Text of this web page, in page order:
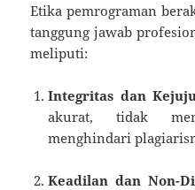
Etika pemrograman
tanggung jawab
meliputi:
Integritas dan
akurat, tidak
menghindari
Keadilan dan Non-